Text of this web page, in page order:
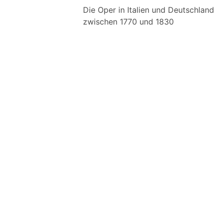
Die Oper in Italien und Deutschland
zwischen 1770 und 1830